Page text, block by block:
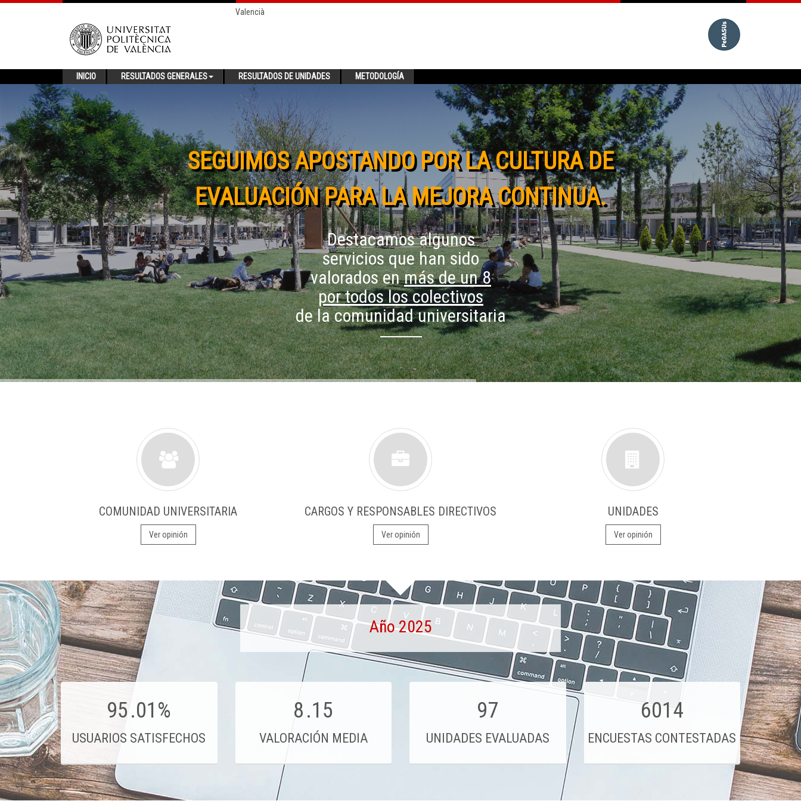
Valencià
INICIO RESULTADOS GENERALES RESULTADOS DE UNIDADES METODOLOGÍA
SEGUIMOS APOSTANDO POR LA CULTURA DE
EVALUACIÓN PARA LA MEJORA CONTINUA.
Destacamos algunos
servicios que han sido
valorados enmás de un 8
por todos los colectivos
de la comunidad universitaria
COMUNIDAD UNIVERSITARIA
Ver opinión
CARGOS Y RESPONSABLES DIRECTIVOS
Ver opinión
UNIDADES
Ver opinión
Año 2025
95.01%
USUARIOS SATISFECHOS
8.15
VALORACIÓN MEDIA
97
UNIDADES EVALUADAS
6014
ENCUESTAS CONTESTADAS